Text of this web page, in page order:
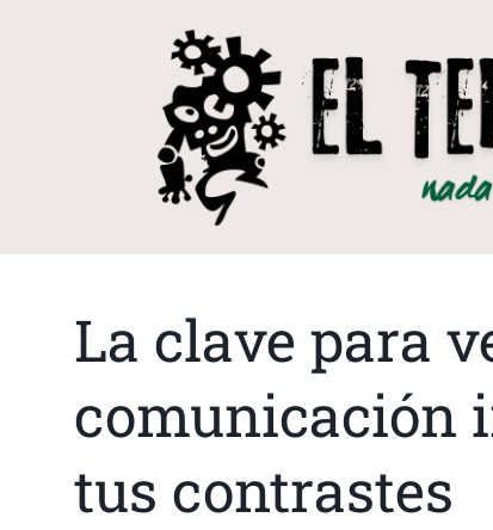
La clave para
comunicación
tus contrastes